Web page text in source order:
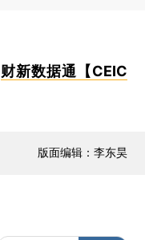
财新数据通【CEIC
版面编辑：李东昊